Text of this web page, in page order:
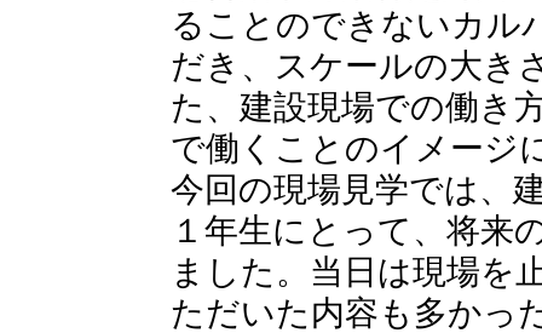
ることのできないカル
だき、スケールの大き
た、建設現場での働き
で働くことのイメージ
今回の現場見学では、
１年生にとって、将来
ました。当日は現場を
ただいた内容も多かっ